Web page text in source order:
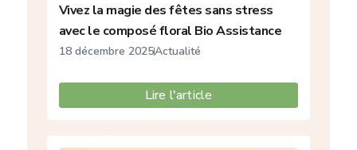
Vivez la magie des fêtes sans stress
avec le composé floral Bio Assistance
18 décembre 2025Actualité
Lire l'article